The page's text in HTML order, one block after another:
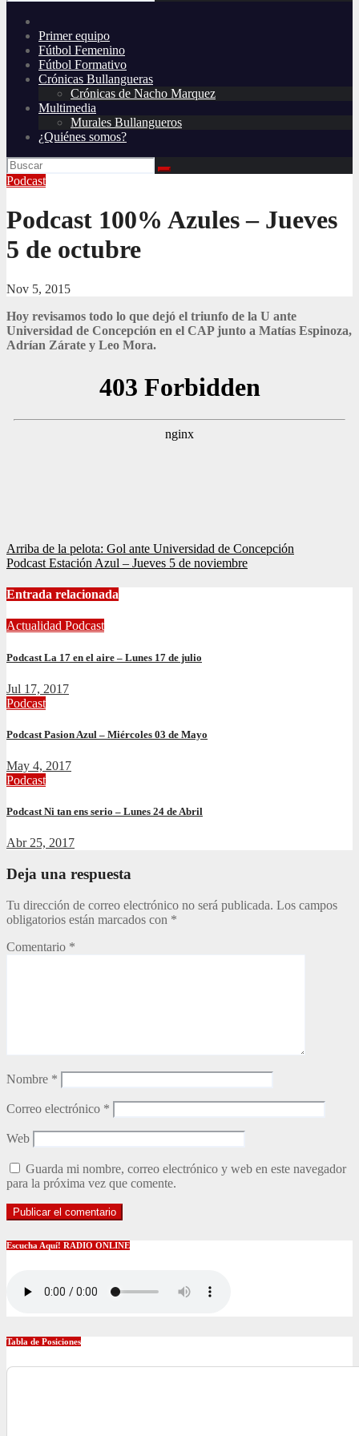
Primer equipo
Fútbol Femenino
Fútbol Formativo
Crónicas Bullangueras
Crónicas de Nacho Marquez
Multimedia
Murales Bullangueros
¿Quiénes somos?
Podcast
Podcast 100% Azules – Jueves
5 de octubre
Nov 5, 2015
Hoy revisamos todo lo que dejó el triunfo de la U ante
Universidad de Concepción en el CAP junto a Matías Espinoza,
Adrían Zárate y Leo Mora.
Navegación
de
entradas
Arriba de la pelota: Gol ante Universidad de Concepción
Podcast Estación Azul – Jueves 5 de noviembre
Entrada relacionada
Actualidad Podcast
Podcast La 17 en el aire – Lunes 17 de julio
Jul 17, 2017
Podcast
Podcast Pasion Azul – Miércoles 03 de Mayo
May 4, 2017
Podcast
Podcast Ni tan ens serio – Lunes 24 de Abril
Abr 25, 2017
Deja una respuesta
Tu dirección de correo electrónico no será publicada. Los campos
obligatorios están marcados con *
Comentario *
Nombre *
Correo electrónico *
Web
Guarda mi nombre, correo electrónico y web en este navegador
para la próxima vez que comente.
Escucha Aquí! RADIO ONLINE
Tabla de Posiciones